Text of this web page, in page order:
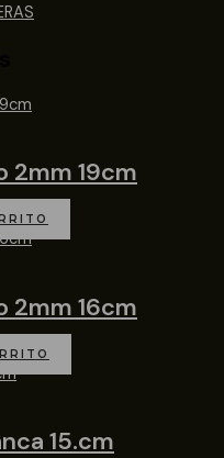
2mm 19cm
2mm 16cm
15.cm